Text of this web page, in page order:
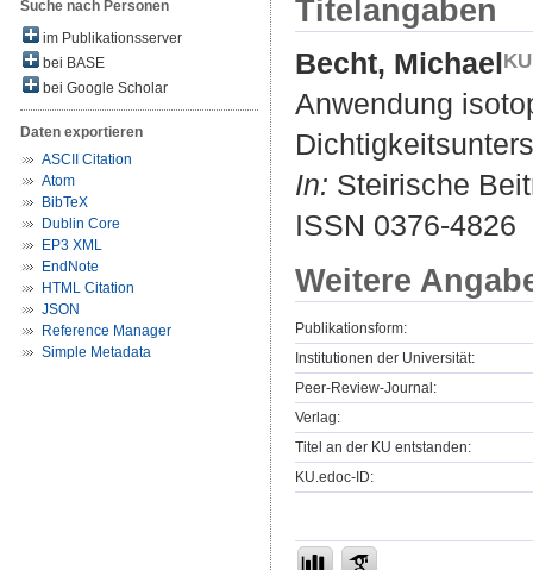
Suche nach Personen
im Publikationsserver
bei BASE
bei Google Scholar
Daten exportieren
ASCII Citation
Atom
BibTeX
Dublin Core
EP3 XML
EndNote
HTML Citation
JSON
Reference Manager
Simple Metadata
Titelangaben
Becht, Michael
Anwendung
In: Steirische
ISSN 0376-4826
Weitere
Publikationsform:
Institutionen der Universität:
Peer-Review-Journal:
Verlag:
Titel an der KU entstanden:
KU.edoc-ID: